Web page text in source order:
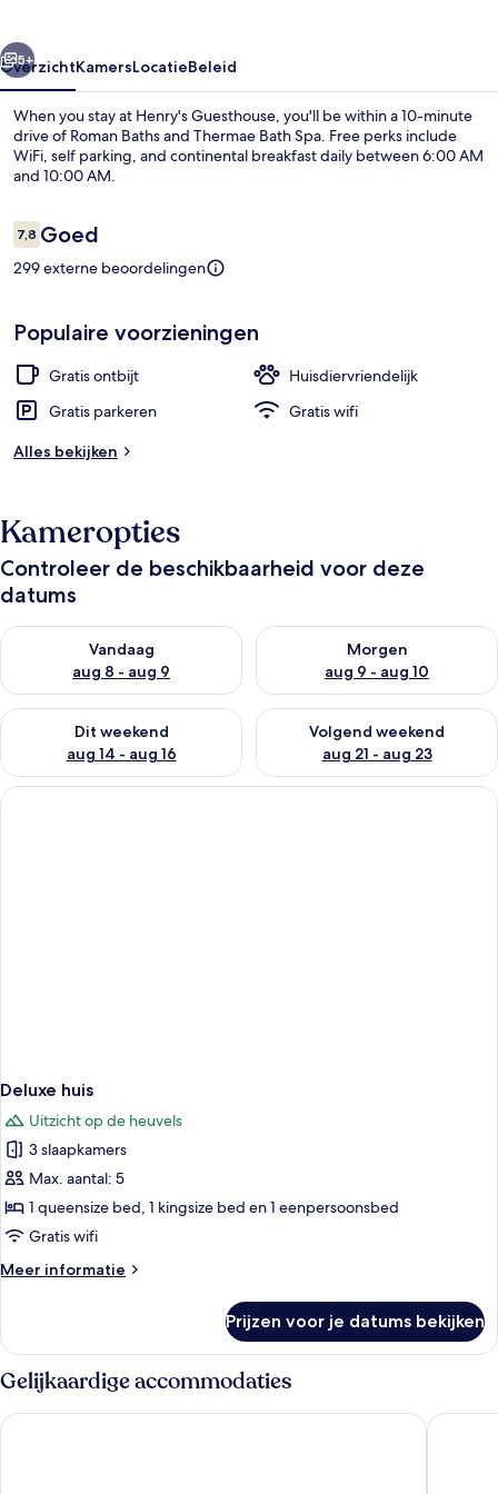
Volgende
5+
OverzichtKamersLocatieBeleid
When you stay at Henry's Guesthouse, you'll be within a 10-minute
drive of Roman Baths and Thermae Bath Spa. Free perks include
WiFi, self parking, and continental breakfast daily between 6:00 AM
and 10:00 AM.
Beoordelingen
7,87,8 op 10 –
Goed
299 externe beoordelingen
Populaire voorzieningen
Gratis ontbijt
Huisdiervriendelijk
Gratis parkeren
Gratis wifi
Alles bekijken
Kameropties
Controleer de beschikbaarheid voor deze
datums
Vandaag
aug 8 - aug 9
De beschikbaarheid controleren voor vanavond aug 8 - aug 9
Morgen
aug 9 - aug 10
De beschikbaarheid
Dit weekend
aug 14 - aug 16
De beschikbaarheid controleren voor dit weekend aug 14 -
Volgend weekend
aug 21 - aug 23
De beschikbaarheid
Deluxe huis
Uitzicht op de heuvels
3 slaapkamers
Max. aantal: 5
1 queensize bed, 1 kingsize bed en 1 eenpersoonsbed
Gratis wifi
Meer informatie
Meer
huis
Prijzen voor je datums bekijken
Gelijkaardige accommodaties
The Z Hotel Bath